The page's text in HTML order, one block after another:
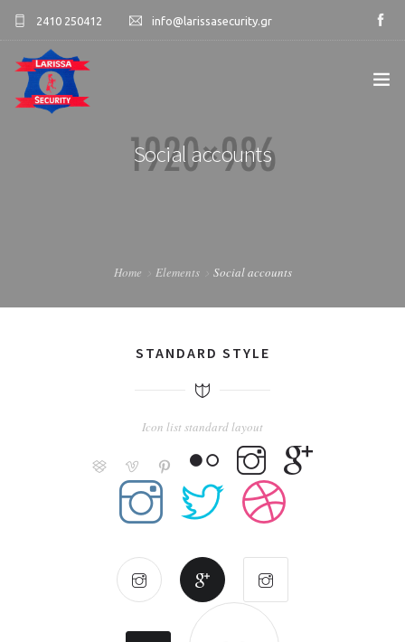
2410 250412 info@larissasecurity.gr
ΠΕΛΑΤΟΛΌΓΙΟ
Social accounts
Home Elements Social accounts
STANDARD STYLE
Icon list standard layout